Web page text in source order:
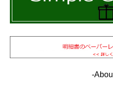
-